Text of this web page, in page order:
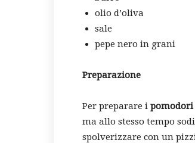
olio d’oliva
sale
pepe nero in grani
Preparazione
Per preparare i
ma allo stesso tempo
spolverizzare con un